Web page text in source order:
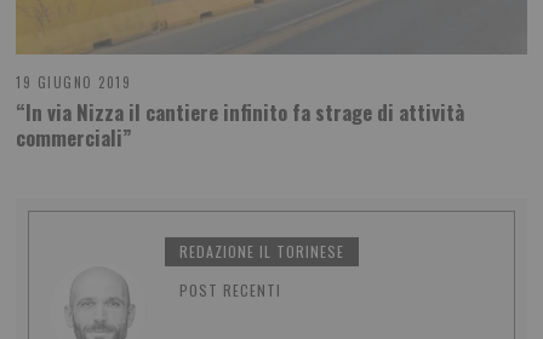
19 GIUGNO 2019
“In via Nizza il cantiere infinito fa strage di attività
commerciali”
REDAZIONE IL TORINESE
POST RECENTI